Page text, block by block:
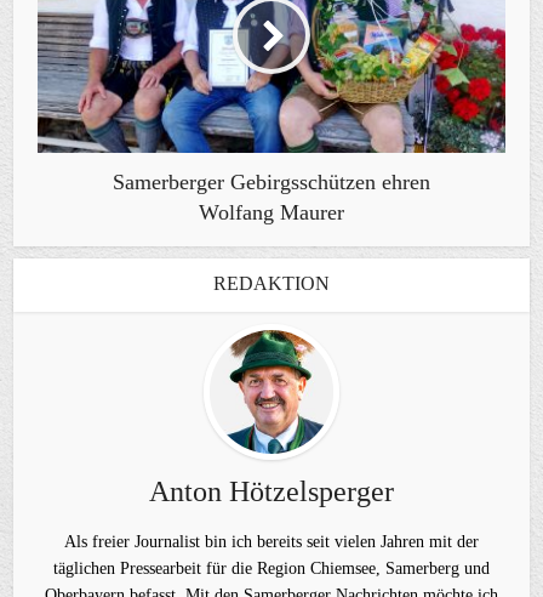
Samerberger Gebirgsschützen ehren
Wolfang Maurer
REDAKTION
Anton Hötzelsperger
Als freier Journalist bin ich bereits seit vielen Jahren mit der
täglichen Pressearbeit für die Region Chiemsee, Samerberg und